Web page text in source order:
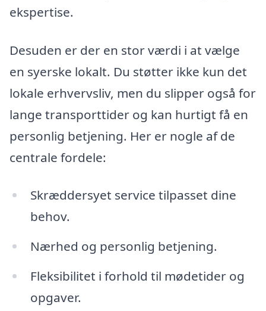
ekspertise.
Desuden er der en stor værdi i at vælge
en syerske lokalt. Du støtter ikke kun det
lokale erhvervsliv, men du slipper også for
lange transporttider og kan hurtigt få en
personlig betjening. Her er nogle af de
centrale fordele:
Skræddersyet service tilpasset dine
behov.
Nærhed og personlig betjening.
Fleksibilitet i forhold til mødetider og
opgaver.